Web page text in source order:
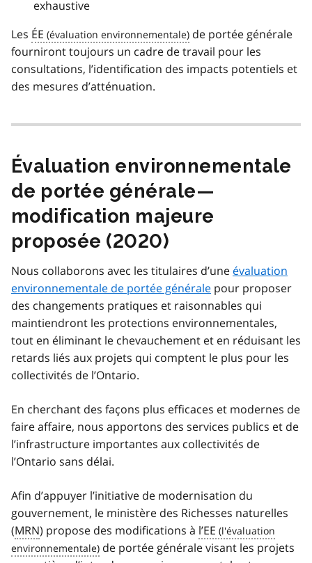
exhaustive
Les ÉE
de portée générale
fourniront toujours un cadre de travail pour les
consultations, l’identification des impacts potentiels et
des mesures d’atténuation.
Évaluation environnementale
de portée générale—
modification majeure
proposée (2020)
Nous collaborons avec les titulaires d’une évaluation
environnementale de portée générale pour proposer
des changements pratiques et raisonnables qui
maintiendront les protections environnementales,
tout en éliminant le chevauchement et en réduisant les
retards liés aux projets qui comptent le plus pour les
collectivités de l’Ontario.
En cherchant des façons plus efficaces et modernes de
faire affaire, nous apportons des services publics et de
l’infrastructure importantes aux collectivités de
l’Ontario sans délai.
Afin d’appuyer l’initiative de modernisation du
gouvernement, le ministère des Richesses naturelles
(MRN) propose des modifications à l’EE
de portée générale visant les projets